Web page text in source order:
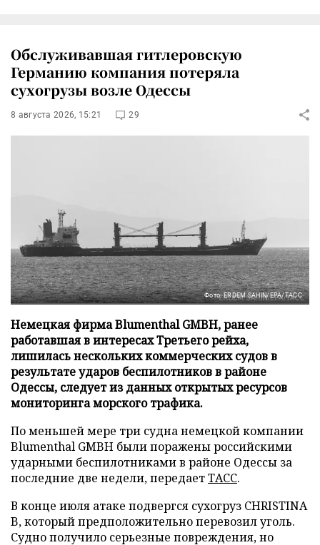
Обслуживавшая гитлеровскую
Германию компания потеряла
сухогрузы возле Одессы
8 августа 2026, 15:21 29
Фото: ERDEM SAHIN/EPA/ТАСС
Немецкая фирма Blumenthal GMBH, ранее
работавшая в интересах Третьего рейха,
лишилась нескольких коммерческих судов в
результате ударов беспилотников в районе
Одессы, следует из данных открытых ресурсов
мониторинга морского трафика.
По меньшей мере три судна немецкой компании
Blumenthal GMBH были поражены российскими
ударными беспилотниками в районе Одессы за
последние две недели, передаетТАСС.
В конце июля атаке подвергся сухогруз CHRISTINA
B, который предположительно перевозил уголь.
Судно получило серьезные повреждения, но